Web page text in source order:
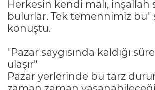
Herkesin kendi malı, inşallah
bulurlar. Tek temennimiz bu"
konuştu.
"Pazar saygısında kaldığı
ulaşır"
Pazar yerlerinde bu tarz